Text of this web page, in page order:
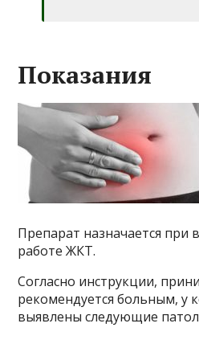
Показания
Препарат назначается при
работе ЖКТ.
Согласно инструкции,
рекомендуется больным, у
выявлены следующие